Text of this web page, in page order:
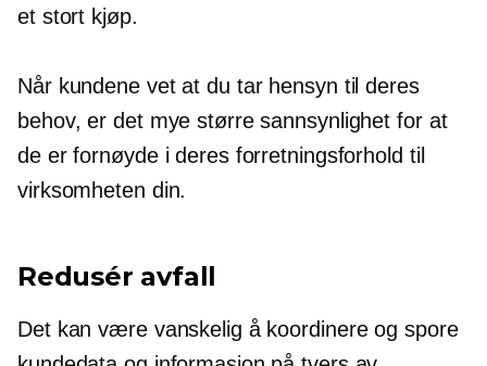
et stort kjøp.
Når kundene vet at du tar hensyn til deres
behov, er det mye større sannsynlighet for at
de er fornøyde i deres forretningsforhold til
virksomheten din.
Redusér avfall
Det kan være vanskelig å koordinere og spore